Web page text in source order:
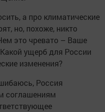
а про климатические
но, похоже, никто
это чревато – Ваше
ущерб для России
изменения?
Россия
соглашениям